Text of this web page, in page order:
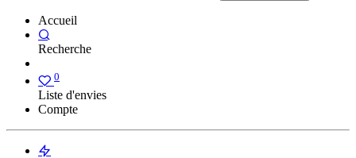
Accueil
Recherche
0
Liste d'envies
Compte